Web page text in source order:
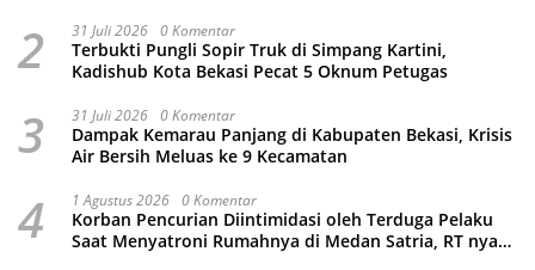
2 31 Juli 2026 0 Komentar
Terbukti Pungli Sopir Truk di Simpang Kartini,
Kadishub Kota Bekasi Pecat 5 Oknum Petugas
3 31 Juli 2026 0 Komentar
Dampak Kemarau Panjang di Kabupaten Bekasi, Krisis
Air Bersih Meluas ke 9 Kecamatan
4 1 Agustus 2026 0 Komentar
Korban Pencurian Diintimidasi oleh Terduga Pelaku
Saat Menyatroni Rumahnya di Medan Satria, RT nya